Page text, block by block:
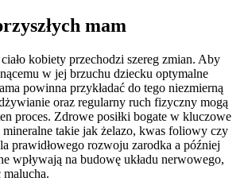
mam
kobiety przechodzi szereg zmian. Aby
w jej brzuchu dziecku optymalne
powinna przykładać do tego niezmierną
oraz regularny ruch fizyczny mogą
proces. Zdrowe posiłki bogate w kluczowe
takie jak żelazo, kwas foliowy czy
prawidłowego rozwoju zarodka a później
wpływają na budowę układu nerwowego,